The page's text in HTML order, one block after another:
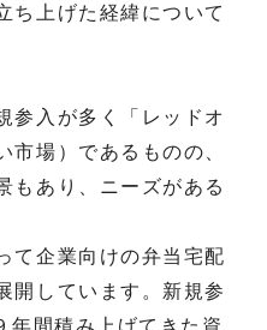
上げた経緯について
入が多く「レッドオ
市場）であるものの、
もあり、ニーズがある
て企業向けの弁当宅配
開しています。新規参
年間積み上げてきた資